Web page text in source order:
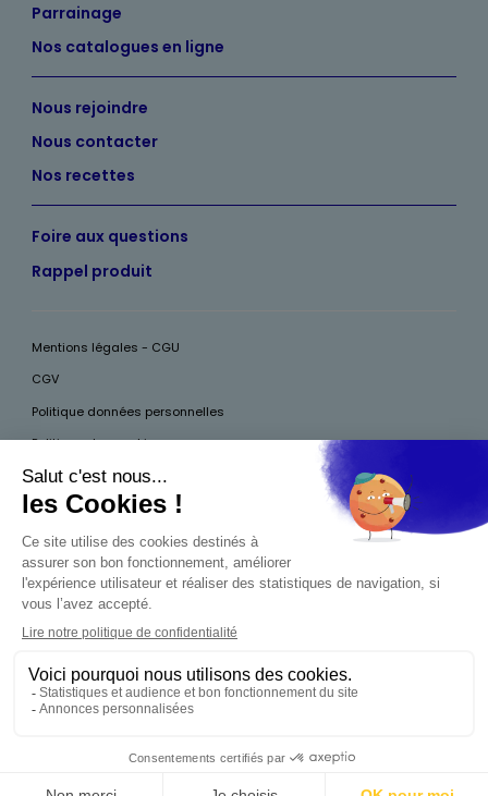
0,00 €
Produit indisponible
Parrainage
Nos catalogues en ligne
Nous rejoindre
Nous contacter
Nos recettes
Foire aux questions
Rappel produit
Mentions légales - CGU
CGV
Politique données personnelles
Politique des cookies
Accessibilité
Pour votre santé, mangez au moins cinq fruits et légumes par jour, plus
d’infos surwww.mangerbouger.fr
aux mineurs de moins de 18 ans
La preuve de majorité de l'acheteur est exigée au
moment de la vente en ligne. CODE DE LA SANTÉ